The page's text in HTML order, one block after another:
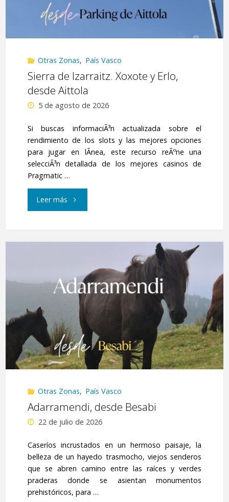
Otras Zonas, País Vasco
Sierra de Izarraitz. Xoxote y Erlo,
desde Aittola
5 de agosto de 2026
Si buscas informaciÃ³n actualizada sobre el
rendimiento de los slots y las mejores opciones
para jugar en lÃ­nea, este recurso reÃºne una
selecciÃ³n detallada de los mejores casinos de
Pragmatic …
Leer más"Sierra
Izarraitz.
y
Erlo,
desde
Aittola"
Otras Zonas, País Vasco
Adarramendi, desde Besabi
22 de julio de 2026
Caseríos incrustados en un hermoso paisaje, la
belleza de un hayedo trasmocho, viejos senderos
que se abren camino entre las raíces y verdes
praderas donde se asientan monumentos
prehistóricos, para …